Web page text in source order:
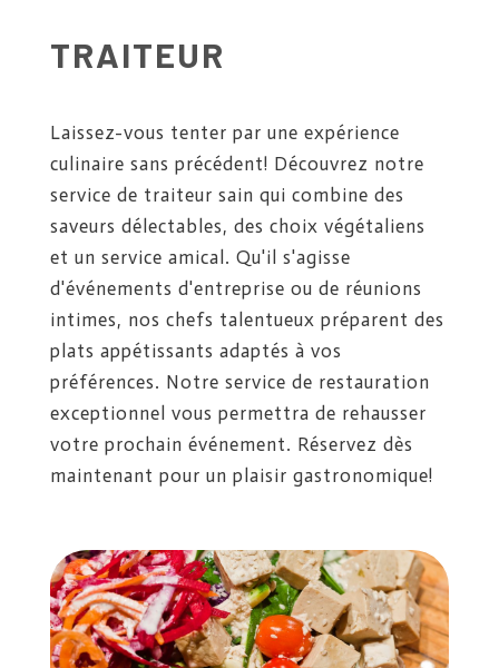
TRAITEUR
Laissez-vous tenter par une expérience
culinaire sans précédent! Découvrez notre
service de traiteur sain qui combine des
saveurs délectables, des choix végétaliens
et un service amical. Qu'il s'agisse
d'événements d'entreprise ou de réunions
intimes, nos chefs talentueux préparent des
plats appétissants adaptés à vos
préférences. Notre service de restauration
exceptionnel vous permettra de rehausser
votre prochain événement. Réservez dès
maintenant pour un plaisir gastronomique!